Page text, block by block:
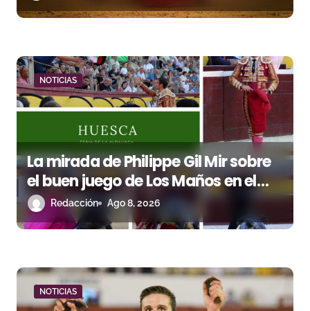
r
d
a
NOTICIAS
La mirada de Philippe Gil Mir sobre
el buen juego de Los Maños en el
arranque de Huesca
Redacción Ago 8, 2026
NOTICIAS